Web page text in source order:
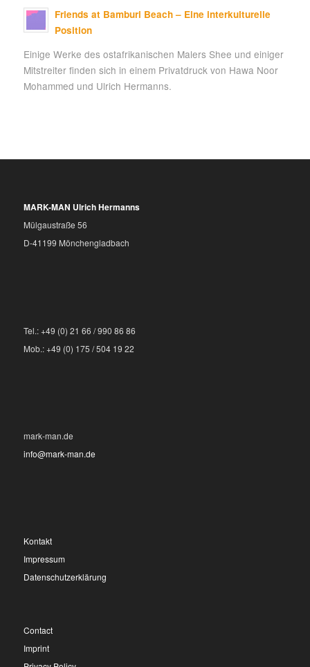
Friends at Bamburi Beach – Eine interkulturelle
Position
Einige Werke des ostafrikanischen Malers Shee und einiger
Mitstreiter finden sich in einem Privatdruck von Hawa Noor
Mohammed und Ulrich Hermanns.
MARK-MAN Ulrich Hermanns
Mülgaustraße 56
D-41199 Mönchengladbach
Tel.: +49 (0) 21 66 / 990 86 86
Mob.: +49 (0) 175 / 504 19 22
mark-man.de
info@mark-man.de
Kontakt
Impressum
Datenschutzerklärung
Contact
Imprint